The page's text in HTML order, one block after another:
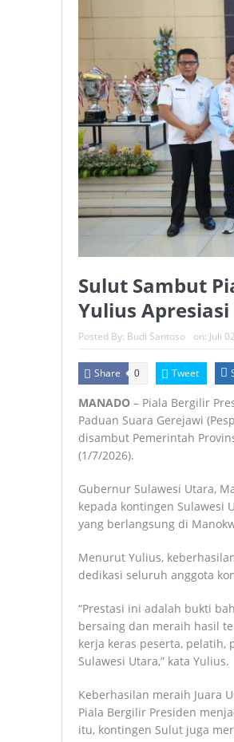
Sulut Sambut
Yulius
Posted By: Budi Santoso on: Juli
Share 0 Tweet
MANADO– Piala Bergilir
Paduan Suara Gerejawi
disambut Pemerintah
(1/7/2026).
Gubernur Sulawesi Utara,
kepada kontingen Sulawesi
yang berlangsung di
Menurut Yulius,
dedikasi seluruh anggota
“Prestasi ini adalah bukti
bersaing dan meraih hasil
kerja keras peserta, pelatih,
Sulawesi Utara,” kata Yulius.
Keberhasilan meraih Juara
Piala Bergilir Presiden
itu, kontingen Sulut juga